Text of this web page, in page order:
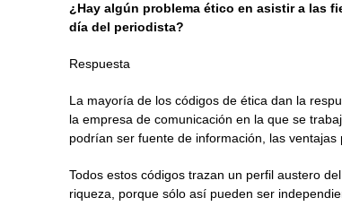
¿Hay algún problema ético en asistir a las
día del periodista?
Respuesta
La mayoría de los códigos de ética dan la
la empresa de comunicación en la que se
podrían ser fuente de información, las
Todos estos códigos trazan un perfil austero
riqueza, porque sólo así pueden ser